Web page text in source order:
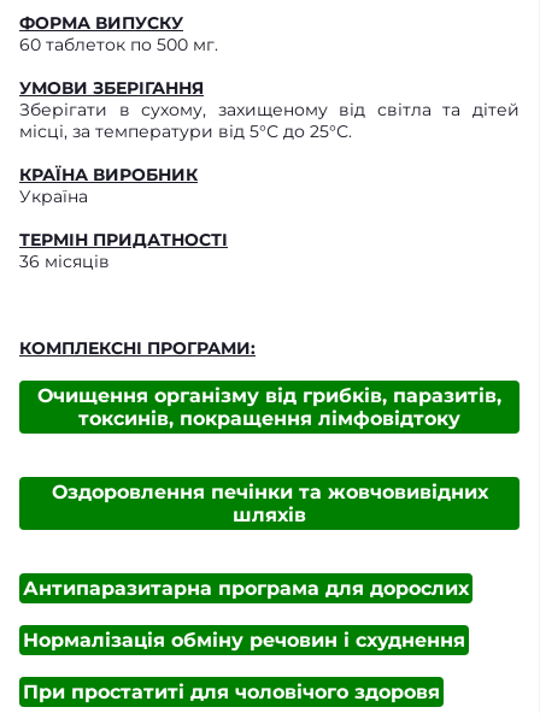
ФОРМА ВИПУСКУ
60 таблеток по 500 мг.
УМОВИ ЗБЕРІГАННЯ
Зберігати в сухому, захищеному від світла та дітей
місці, за температури від 5°С до 25°С.
КРАЇНА ВИРОБНИК
Україна
ТЕРМІН ПРИДАТНОСТІ
36 місяців
КОМПЛЕКСНІ ПРОГРАМИ:
Очищення організму від грибків, паразитів,
токсинів, покращення лімфовідтоку
Оздоровлення печінки та жовчовивідних
шляхів
Антипаразитарна програма для дорослих
Нормалізація обміну речовин і схуднення
При простатиті для чоловічого здоровя